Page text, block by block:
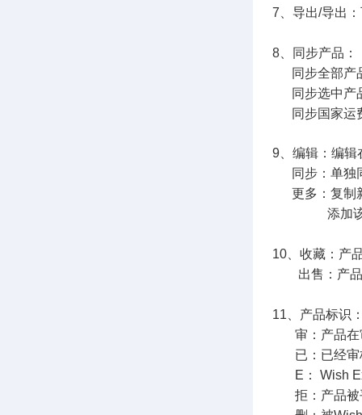
7、导出/导出
8、同步产品：
同步全部产
同步选中产
同步国家运
9、编辑：编辑
同步：单独
更多：复制
添加该产品
10、收藏：产
出售：产品
11、产品标识
审：产品在
已：已经审
E： Wish
拒：产品被